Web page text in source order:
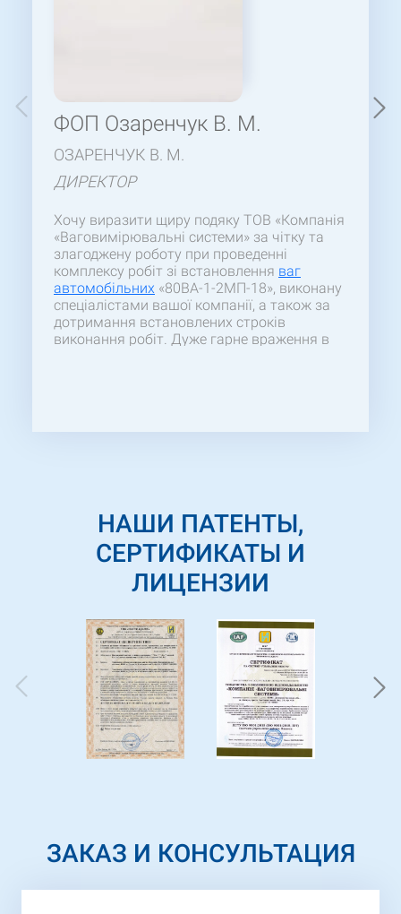
ФОП Озаренчук В. М.
ОЗАРЕНЧУК В. М.
ДИРЕКТОР
Хочу виразити щиру подяку ТОВ «Компанія
«Ваговимірювальні системи» за чітку та
злагоджену роботу при проведенні
комплексу робіт зі встановлення ваг
автомобільних «80ВА-1-2МП-18», виконану
спеціалістами вашої компанії, а також за
дотримання встановлених строків
виконання робіт. Дуже гарне враження в
НАШИ ПАТЕНТЫ,
СЕРТИФИКАТЫ И
ЛИЦЕНЗИИ
ЗАКАЗ И КОНСУЛЬТАЦИЯ